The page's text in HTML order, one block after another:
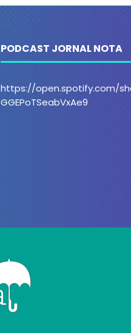
PODCAST JORNAL NOTA
https://open.spotify.com/
GGEPoTSeabVxAe9